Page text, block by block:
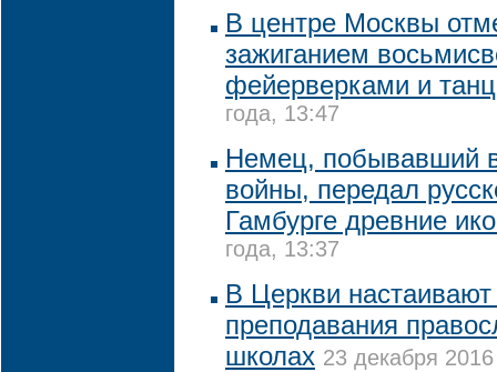
В центре Москвы
зажиганием
фейерверками и
года, 13:47
Немец, побывавший
войны, передал
Гамбурге древние
года, 13:37
В Церкви
преподавания
школах 23 декабря